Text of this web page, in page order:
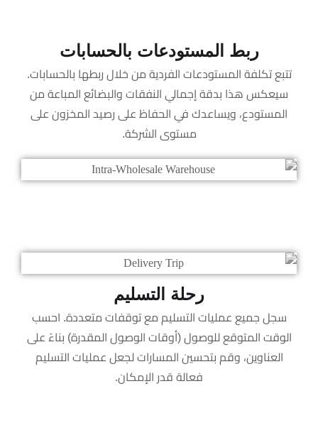
ربط المستودعات بالحسابات
تتبع تكلفة المستودعات الفردية من خلال ربطها بالحسابات.
سيعكس هذا بدقة إجمالي النفقات والبضائع المباعة من
المستودع، ويساعدك في الحفاظ على رصيد المخزون على
مستوى الشركة.
رحلة التسليم
سجل جميع عمليات التسليم مع توقفات متعددة. احسب
الوقت المتوقع للوصول (أوقات الوصول المقدرة) بناءً على
العناوين، وقم بتحسين المسارات لجعل عمليات التسليم
فعالة قدر الإمكان.